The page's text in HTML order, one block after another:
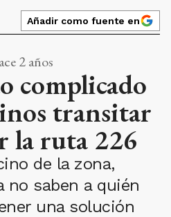
Añadir como fuente en
2 años
complicado
transitar
la ruta 226
de la zona,
no saben a quién
una solución